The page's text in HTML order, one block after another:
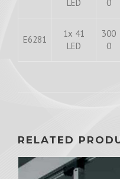
LED
0
E6281
1x 41
LED
300
0
RELATED